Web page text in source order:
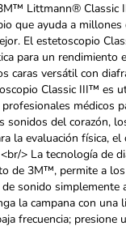
Littmann® Classic
que ayuda a millones
El estetoscopio
para un rendimiento
caras versátil con
Classic III™ es
médicos
sonidos del corazón,
la evaluación física,
<br/> La tecnología de
de 3M™, permite a
sonido simplemente
la campana con una
frecuencia; presione